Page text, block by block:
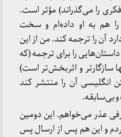
را می‌گذراند) مؤثر است.
هم به او داده‌ام و سخت
آن را ترجمه کند. من از این
را برای ترجمه (که
سازگارتر و اثربخش‌تر است)
انگلیسی آن را منتشر کند
بی‌سابقه.
عذر می‌خواهم. این دومین
و این هم پس از ارسال پس